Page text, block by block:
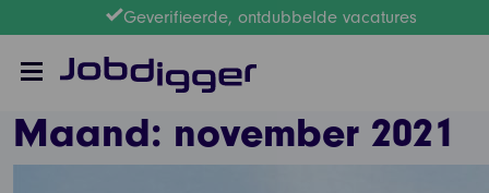
Geverifieerde, ontdubbelde vacatures
Maand: november 2021